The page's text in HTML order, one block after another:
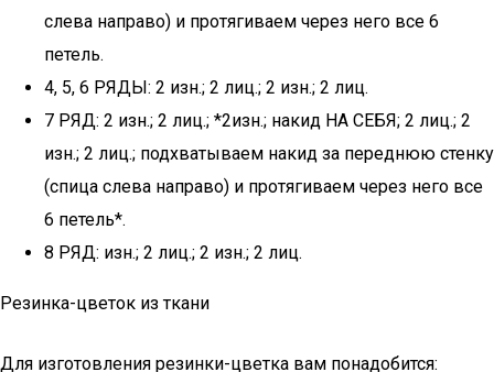
слева направо) и протягиваем через него все 6
петель.
4, 5, 6 РЯДЫ: 2 изн.; 2 лиц.; 2 изн.; 2 лиц.
7 РЯД: 2 изн.; 2 лиц.; *2изн.; накид НА СЕБЯ; 2 лиц.; 2
изн.; 2 лиц.; подхватываем накид за переднюю стенку
(спица слева направо) и протягиваем через него все
6 петель*.
8 РЯД: изн.; 2 лиц.; 2 изн.; 2 лиц.
Резинка-цветок из ткани
Для изготовления резинки-цветка вам понадобится: